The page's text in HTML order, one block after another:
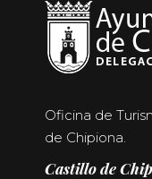
Oficina de
de Chipiona.
Castillo de